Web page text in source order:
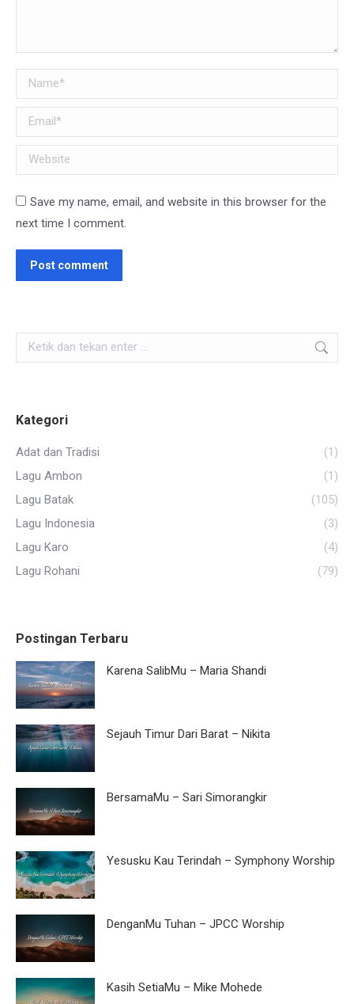
Name *
Email *
Website
Save my name, email, and website in this browser for the
next time I comment.
Post comment
Search:
Kategori
Adat dan Tradisi
(1)
Lagu Ambon
(1)
Lagu Batak
(105)
Lagu Indonesia
(3)
Lagu Karo
(4)
Lagu Rohani
(79)
Postingan Terbaru
Karena SalibMu – Maria Shandi
Sejauh Timur Dari Barat – Nikita
BersamaMu – Sari Simorangkir
Yesusku Kau Terindah – Symphony Worship
DenganMu Tuhan – JPCC Worship
Kasih SetiaMu – Mike Mohede